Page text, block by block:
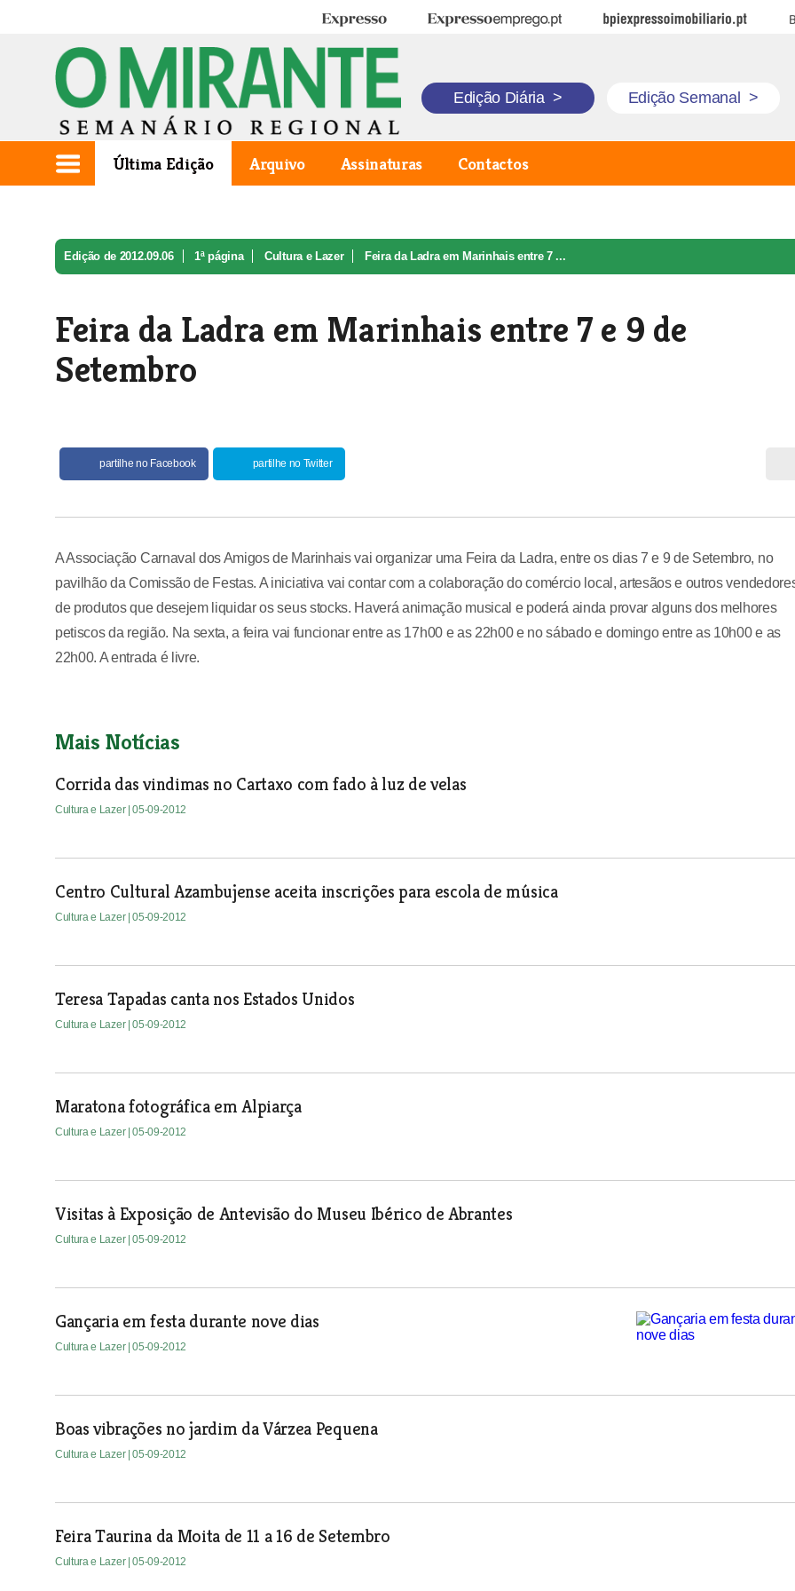
Expresso Expresso Emprego BPI Expresso Imobiliário
Edição Diária > Edição Semanal >
Última Edição Arquivo Assinaturas Contactos
Edição de 2012.09.06 1ª página Cultura e Lazer Feira da Ladra em Marinhais entre 7 ...
Feira da Ladra em Marinhais entre 7 e 9 de
Setembro
partilhe no Facebook partilhe no Twitter
A Associação Carnaval dos Amigos de Marinhais vai organizar uma Feira da Ladra, entre os dias 7 e 9 de Setembro, no
pavilhão da Comissão de Festas. A iniciativa vai contar com a colaboração do comércio local, artesãos e outros
de produtos que desejem liquidar os seus stocks. Haverá animação musical e poderá ainda provar alguns dos melhores
petiscos da região. Na sexta, a feira vai funcionar entre as 17h00 e as 22h00 e no sábado e domingo entre as 10h00 e as
22h00. A entrada é livre.
Mais Notícias
Corrida das vindimas no Cartaxo com fado à luz de velas
Cultura e Lazer | 05-09-2012
Centro Cultural Azambujense aceita inscrições para escola de música
Cultura e Lazer | 05-09-2012
Teresa Tapadas canta nos Estados Unidos
Cultura e Lazer | 05-09-2012
Maratona fotográfica em Alpiarça
Cultura e Lazer | 05-09-2012
Visitas à Exposição de Antevisão do Museu Ibérico de Abrantes
Cultura e Lazer | 05-09-2012
Gançaria em festa durante nove dias
Cultura e Lazer | 05-09-2012
Boas vibrações no jardim da Várzea Pequena
Cultura e Lazer | 05-09-2012
Feira Taurina da Moita de 11 a 16 de Setembro
Cultura e Lazer | 05-09-2012